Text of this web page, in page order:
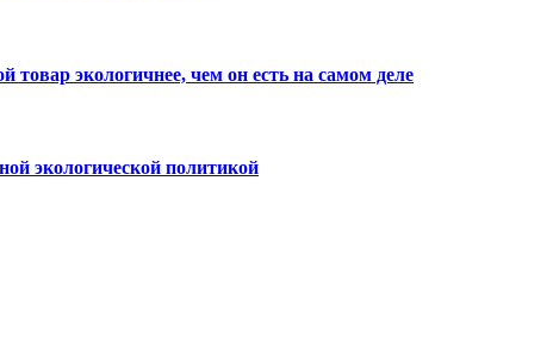
экологичнее, чем он есть на самом деле
экологической политикой